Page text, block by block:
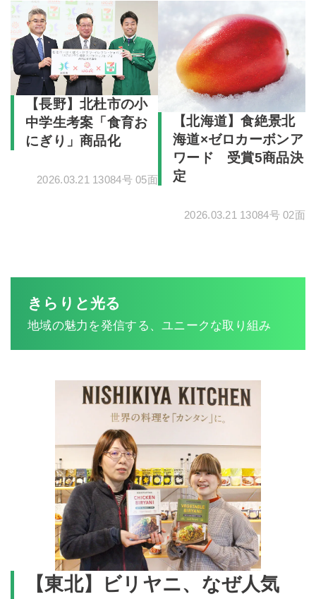
【長野】北杜市の小
中学生考案「食育お
にぎり」商品化
2026.03.21 13084号 05面
【北海道】食絶景北
海道×ゼロカーボンア
ワード 受賞5商品決
定
2026.03.21 13084号 02面
きらりと光る
地域の魅力を発信する、ユニークな取り組み
【東北】ビリヤニ、なぜ人気